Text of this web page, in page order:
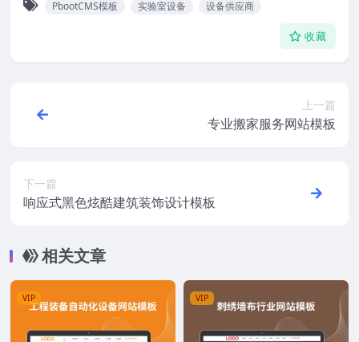
PbootCMS模板 实验室设备 设备供应商
收藏
上一篇
专业搬家服务网站模板
下一篇
响应式黑色炫酷建筑装饰设计模板
相关文章
VIP VIP